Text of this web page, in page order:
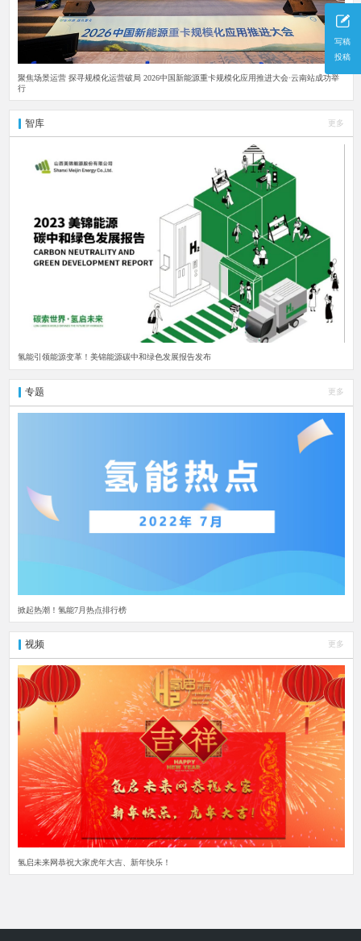
写稿
投稿
聚焦场景运营 探寻规模化运营破局 2026中国新能源重卡规模化应用推进大会·云南站成功举
行
智库 更多
氢能引领能源变革！美锦能源碳中和绿色发展报告发布
专题 更多
掀起热潮！氢能7月热点排行榜
视频 更多
氢启未来网恭祝大家虎年大吉、新年快乐！